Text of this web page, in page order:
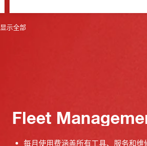
显示全部
Fleet
每月使用费涵盖所有工具、服务和维